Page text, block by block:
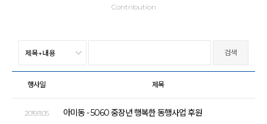
Contribution
행사일 제목
2019.11.05 아미동 - 5060 중장년 행복한 동행사업 후원